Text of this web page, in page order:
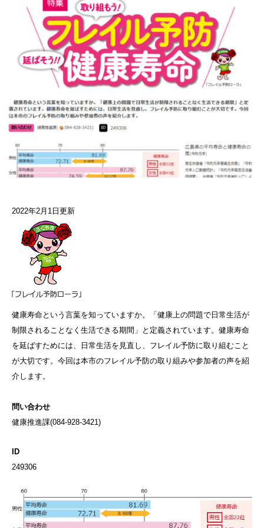
2022年2月1日更新
健康寿命という言葉を知っていますか。「健康上の問題で日常生活が
制限されることなく生活できる期間」と定義されています。健康寿命
を延ばすためには、日常生活を見直し、フレイル予防に取り組むこと
が大切です。今回は本市のフレイル予防の取り組みや参加者の声を紹
介します。
問い合わせ
健康推進課(084-928-3421)
ID
249306